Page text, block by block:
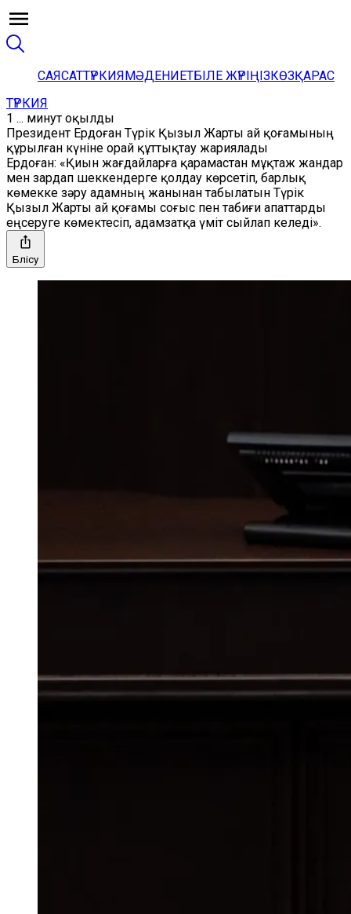
САЯСАТТҮРКИЯМӘДЕНИЕТБІЛЕ ЖҮРІҢІЗКӨЗҚАРАС
ТҮРКИЯ
1 ... минут оқылды
Президент Ердоған Түрік Қызыл Жарты ай қоғамының
құрылған күніне орай құттықтау жариялады
Ердоған: «Қиын жағдайларға қарамастан мұқтаж жандар
мен зардап шеккендерге қолдау көрсетіп, барлық
көмекке зәру адамның жанынан табылатын Түрік
Қызыл Жарты ай қоғамы соғыс пен табиғи апаттарды
еңсеруге көмектесіп, адамзатқа үміт сыйлап келеді».
Бөлісу